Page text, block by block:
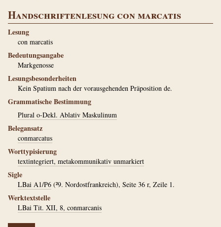
Handschriftenlesung con marcatis
Lesung
con marcatis
Bedeutungsangabe
Markgenosse
Lesungsbesonderheiten
Kein Spatium nach der vorausgehenden Präposition de.
Grammatische Bestimmung
Plural o-Dekl. Ablativ Maskulinum
Belegansatz
conmarcatus
Worttypisierung
textintegriert, metakommunikativ unmarkiert
Sigle
LBai A1/P6 (²9. Nordostfrankreich), Seite 36 r, Zeile 1.
Werktextstelle
LBai Tit. XII, 8, conmarcanis